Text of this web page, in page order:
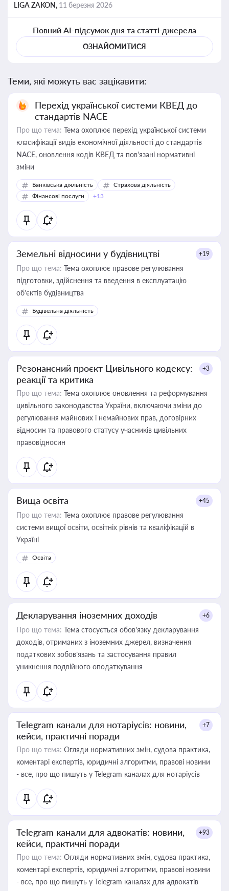
LIGA ZAKON, 11 березня 2026
Повний AI-підсумок дня та статті-джерела
ОЗНАЙОМИТИСЯ
Теми, які можуть вас зацікавити:
Перехід української системи КВЕД до
стандартів NACE
Про що тема: Тема охоплює перехід української системи
класифікації видів економічної діяльності до стандартів
NACE, оновлення кодів КВЕД та пов'язані нормативні
зміни
Банківська діяльність
Страхова діяльність
Фінансові послуги
+13
Земельні відносини у будівництві +19
Про що тема: Тема охоплює правове регулювання
підготовки, здійснення та введення в експлуатацію
об’єктів будівництва
Будівельна діяльність
Резонансний проєкт Цивільного кодексу:
реакції та критика
+3
Про що тема: Тема охоплює оновлення та реформування
цивільного законодавства України, включаючи зміни до
регулювання майнових і немайнових прав, договірних
відносин та правового статусу учасників цивільних
правовідносин
Вища освіта +45
Про що тема: Тема охоплює правове регулювання
системи вищої освіти, освітніх рівнів та кваліфікацій в
Україні
Освіта
Декларування іноземних доходів +6
Про що тема: Тема стосується обов’язку декларування
доходів, отриманих з іноземних джерел, визначення
податкових зобов’язань та застосування правил
уникнення подвійного оподаткування
Telegram канали для нотаріусів: новини,
кейси, практичні поради
+7
Про що тема: Огляди нормативних змін, судова практика,
коментарі експертів, юридичні алгоритми, правові новини
- все, про що пишуть у Telegram каналах для нотаріусів
Telegram канали для адвокатів: новини,
кейси, практичні поради
+93
Про що тема: Огляди нормативних змін, судова практика,
коментарі експертів, юридичні алгоритми, правові новини
- все, про що пишуть у Telegram каналах для адвокатів